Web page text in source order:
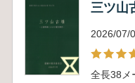
三ツ山
2026/07/
全長38メ